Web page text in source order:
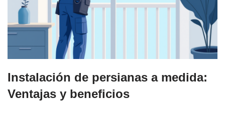
Instalación de persianas a medida:
Ventajas y beneficios